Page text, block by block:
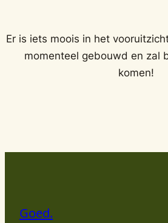
Er is iets moois in het
momenteel gebouwd en zal
komen!
Goed.